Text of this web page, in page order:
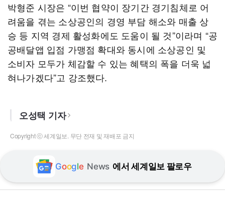
박형준 시장은 “이번 협약이 장기간 경기침체로 어
려움을 겪는 소상공인의 경영 부담 해소와 매출 상
승 등 지역 경제 활성화에도 도움이 될 것”이라며 “공
공배달앱 입점 가맹점 확대와 동시에 소상공인 및
소비자 모두가 체감할 수 있는 혜택의 폭을 더욱 넓
혀나가겠다”고 강조했다.
오성택 기자
Copyright ⓒ 세계일보. 무단 전재 및 재배포 금지
Google News 에서 세계일보 팔로우